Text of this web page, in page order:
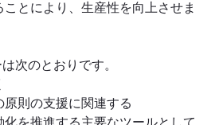
とにより、生産性を向上させま
次のとおりです。
則の支援に関連する
を推進する主要なツールとして